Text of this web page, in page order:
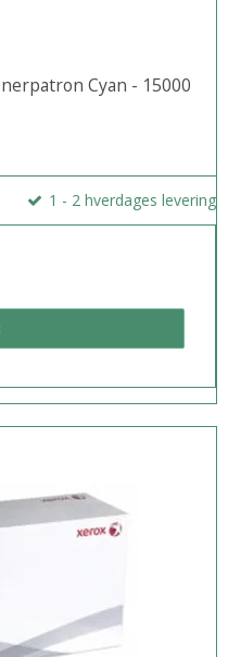
Cyan - 15000
1 - 2 hverdages levering